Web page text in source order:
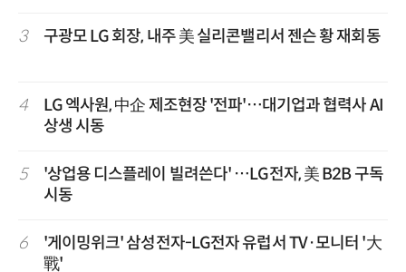
3 구광모 LG 회장, 내주 美 실리콘밸리서 젠슨 황 재회동
4
LG 엑사원, 中企 제조현장 '전파'…대기업과 협력사 AI
상생 시동
5
'상업용 디스플레이 빌려쓴다' …LG전자, 美 B2B 구독
시동
6
'게이밍위크' 삼성전자-LG전자 유럽서 TV·모니터 '大
戰'